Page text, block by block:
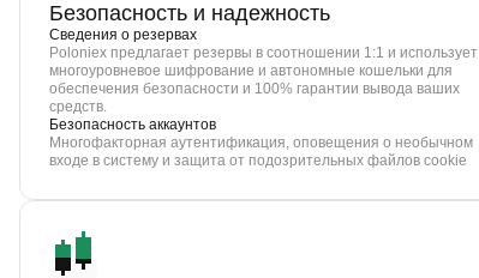
Безопасность и надежность
Сведения о резервах
Poloniex предлагает резервы в соотношении 1:1 и использует
многоуровневое шифрование и автономные кошельки для
обеспечения безопасности и 100% гарантии вывода ваших
средств.
Безопасность аккаунтов
Многофакторная аутентификация, оповещения о необычном
входе в систему и защита от подозрительных файлов cookie